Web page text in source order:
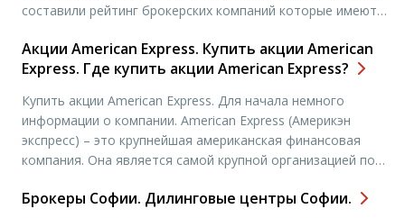
составили рейтинг брокерских компаний которые имеют
офисов и контактные данные, вам необходимо выбрать
нужную вам компанию и нажать “открыть счет”. Вы
Акции American Express. Купить акции American
Express. Где купить акции American Express?
Купить акции American Express. Для начала немного
информации о компании. American Express (Америкэн
экспресс) – это крупнейшая американская финансовая
компания. Она является самой крупной организацией по
являются кредитные карты, платежные карты и дорожные
Брокеры Софии. Дилинговые центры Софии.